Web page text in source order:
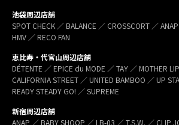
池袋周辺店舗
SPOT CHECK ／ BALANCE ／ CROSSCORT ／
HMV ／ RECO FAN
恵比寿・代官山周辺店舗
DÉTENTE ／ EPICE du MODE ／ TAY ／ MOTHER
CALIFORNIA STREET ／ UNITED BAMBOO ／ UP
READY STEADY GO! ／ SUPREME
新宿周辺店舗
ANAP ／ BABY SHOOP ／ LB-03 ／ T.S.W. ／ CLIP